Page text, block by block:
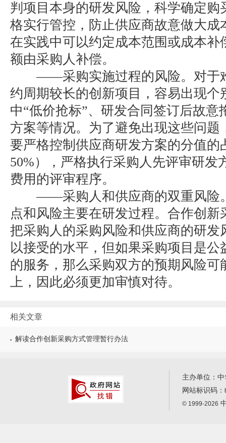
判项目本身的研发风险，科学确定购
格实行管控，防止供应商故意做大成
在实践中可以约定成本范围或成本补
额由采购人补偿。
——采购实施过程的风险。对于
约周期较长的创新项目，容易出现个
中“低价抢标”、研发合同签订后故意
方案等情况。为了避免出现这些问题
要严格控制供应商研发方案的分值的
50%），严格执行采购人先评审研发
费用的评审程序。
——采购人和供应商的双重风险
点和风险主要在研发过程。合作创新
把采购人的采购风险和供应商的研发
以接受的水平，但如果采购项目是公
的服务，那么采购双方的预期风险可
上，因此必须更加审慎对待。
相关文章
解读合作创新采购方式管理暂行办法
主办单位：
网站标识码：
© 1999-2026